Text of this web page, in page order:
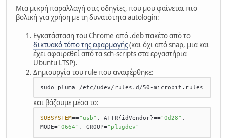
Μια μικρή παραλλαγή στις οδηγίες, που μου φαίνεται πιο
βολική για χρήση με τη δυνατότητα autologin:
Εγκατάσταση του Chrome από .deb πακέτο από το
δικτυακό τόπο της εφαρμογής(και όχι από snap, μια και
έχει αφαιρεθεί από τα sch-scripts στα εργαστήρια
Ubuntu LTSP).
Δημιουργία του rule που αναφέρθηκε:
και βάζουμε μέσα το:
SUBSYSTEM=="usb" , ATTR{idVendor}=="0d28" ,
MODE="0664" , GROUP="plugdev"